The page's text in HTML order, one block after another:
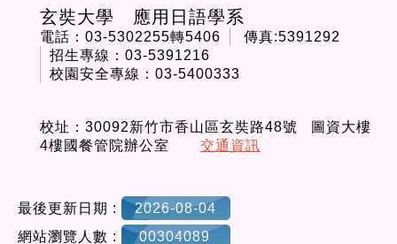
玄奘大學 應用日語學系
電話：03-5302255轉5406
傳真:5391292
招生專線：03-5391216
校園安全專線：03-5400333
校址：30092新竹市香山區玄奘路48號 圖資大樓
4樓國餐管院辦公室
交通資訊
最後更新日期 :
2026-08-04
網站瀏覽人數 :
00304089